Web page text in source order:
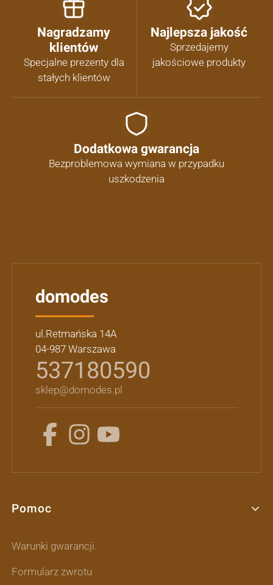
Nagradzamy
klientów
Specjalne prezenty dla
stałych klientów
Najlepsza jakość
Sprzedajemy
jakościowe produkty
Dodatkowa gwarancja
Bezproblemowa wymiana w przypadku
uszkodzenia
domodes
ul.Retmańska 14A
04-987 Warszawa
537180590
sklep@domodes.pl
Linki w stopce
Pomoc
Warunki gwarancji.
Formularz zwrotu